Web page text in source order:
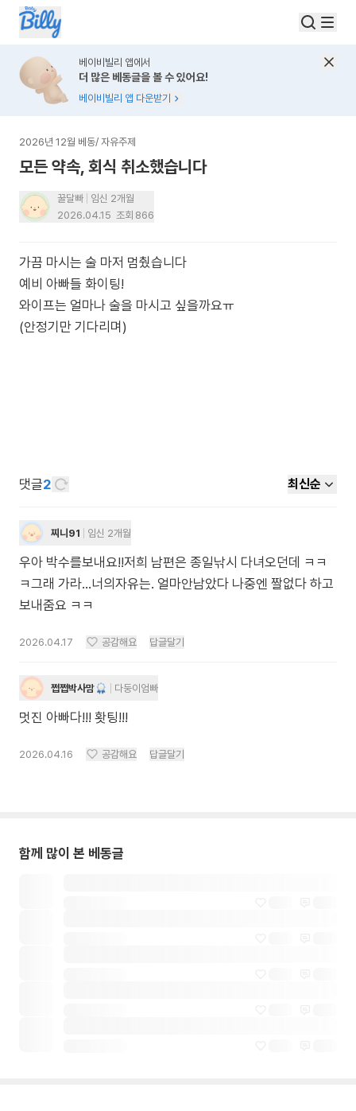
베이비빌리 앱에서
더 많은 베동글을 볼 수 있어요!
베이비빌리 앱 다운받기
2026년 12월 베동/ 자유주제
모든 약속, 회식 취소했습니다
꿀달빠
임신 2개월
2026.04.15 조회 866
가끔 마시는 술 마저 멈췄습니다
예비 아빠들 화이팅!
와이프는 얼마나 술을 마시고 싶을까요ㅠ
(안정기만 기다리며)
댓글2 최신순
찌니91 임신 2개월
우아 박수를보내요!!저희 남편은 종일낚시 다녀오던데 ㅋㅋ
ㅋ그래 가라...너의자유는. 얼마안남았다 나중엔 짤없다 하고
보내줌요 ㅋㅋ
2026.04.17 공감해요 답글달기
쩝쩝박사맘 다둥이엄빠
멋진 아빠다!!! 홧팅!!!
2026.04.16 공감해요 답글달기
함께 많이 본 베동글